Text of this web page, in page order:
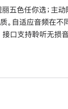
五色任你选；主
自适应音频在不
接口支持聆听无损